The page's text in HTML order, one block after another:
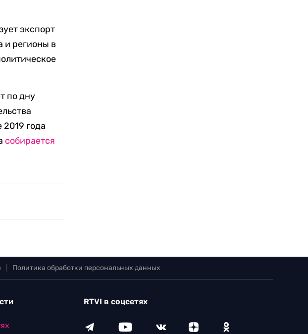
экспорт
и регионы в
по дну
года
собирается
Политика обработки персональных данных
RTVI в соцсетях